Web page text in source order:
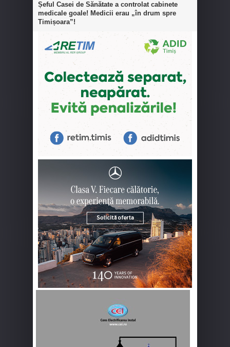
Șeful Casei de Sănătate a controlat cabinete
medicale goale! Medicii erau „în drum spre
Timișoara”!